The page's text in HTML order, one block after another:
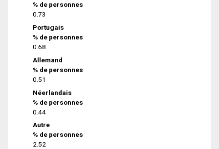
% de personnes
0.73
Portugais
% de personnes
0.68
Allemand
% de personnes
0.51
Néerlandais
% de personnes
0.44
Autre
% de personnes
2.52